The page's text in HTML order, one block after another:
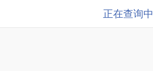
正在查询中